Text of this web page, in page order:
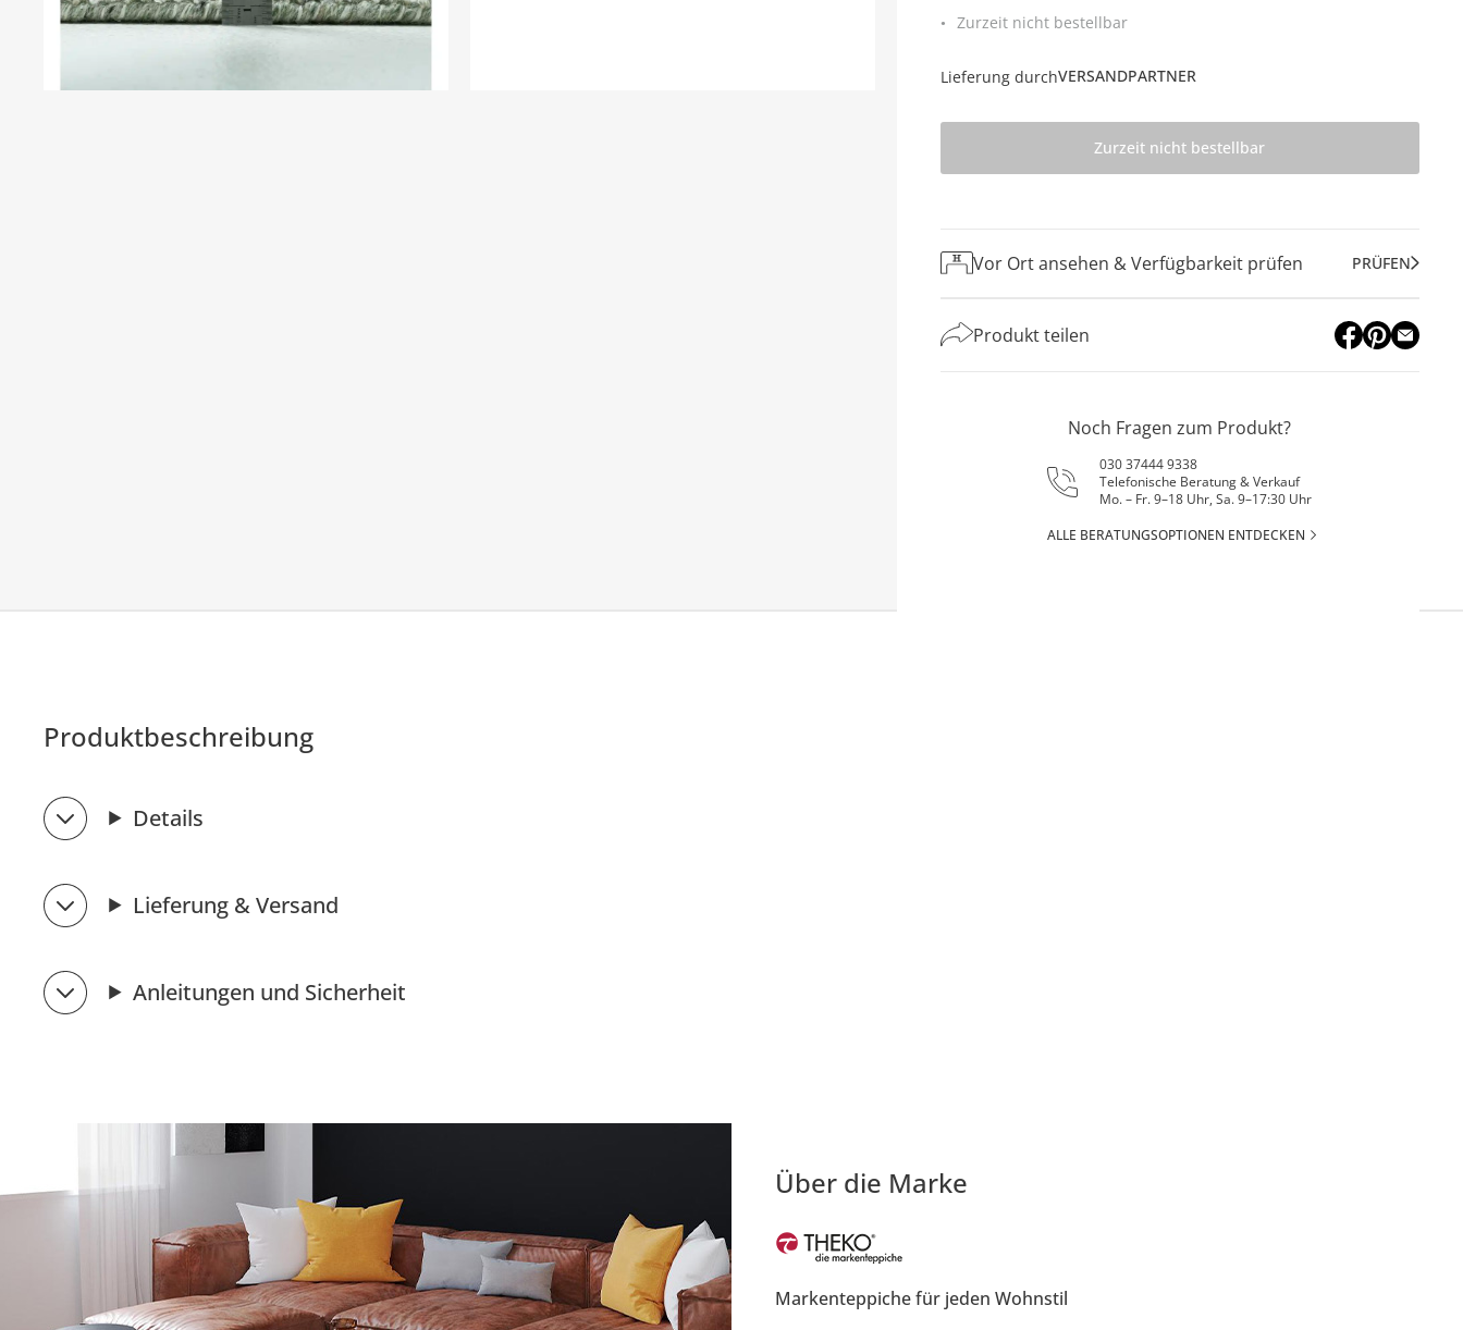
Zurzeit nicht bestellbar
Lieferung durchVERSANDPARTNER
Zurzeit nicht bestellbar
Vor Ort ansehen & Verfügbarkeit prüfen PRÜFEN
Produkt teilen
Noch Fragen zum Produkt?
030 37444 9338
Telefonische Beratung & Verkauf
Mo. – Fr. 9–18 Uhr, Sa. 9–17:30 Uhr
ALLE BERATUNGSOPTIONEN ENTDECKEN
Produktbeschreibung
Details
Lieferung & Versand
Anleitungen und Sicherheit
Über die Marke
Markenteppiche für jeden Wohnstil